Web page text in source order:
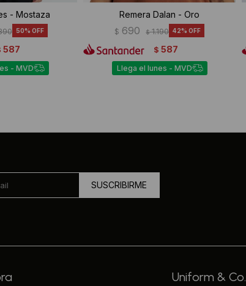
- Mostaza
50
587
- MVD
Remera Dalan - Oro
$ 690 $ 1.190 42
$ 587
Llega el lunes - MVD
SUSCRIBIRME
Uniform & Co.